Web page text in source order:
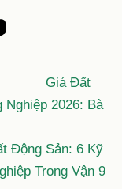
Giá Đất
Nghiệp 2026: Bà
Động Sản: 6 Kỹ
Trong Vận 9